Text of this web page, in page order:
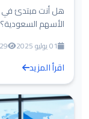
هل أنت مبتدئ في
الأسهم
01 يوليو 2025
اقرأ المزيد